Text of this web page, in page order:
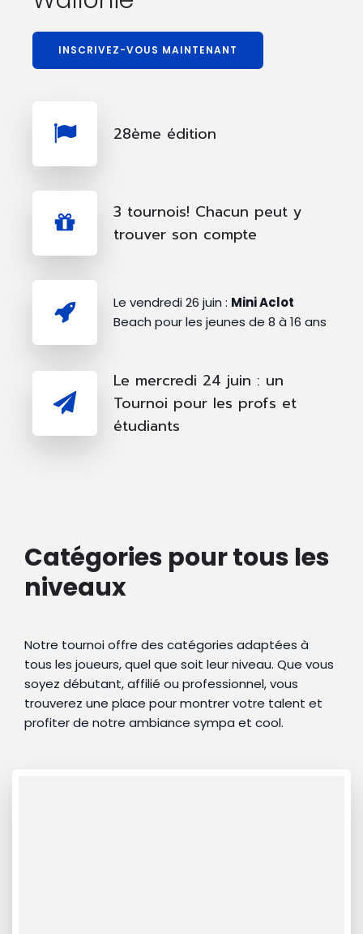
INSCRIVEZ-VOUS MAINTENANT
28ème édition
3 tournois! Chacun peut y
trouver son compte
Le vendredi 26 juin : Mini Aclot
Beach pour les jeunes de 8 à 16 ans
Le mercredi 24 juin : un
Tournoi pour les profs et
étudiants
Catégories pour tous les
niveaux
Notre tournoi offre des catégories adaptées à
tous les joueurs, quel que soit leur niveau. Que vous
soyez débutant, affilié ou professionnel, vous
trouverez une place pour montrer votre talent et
profiter de notre ambiance sympa et cool.